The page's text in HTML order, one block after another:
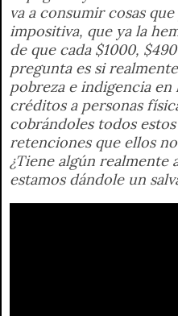
va a consumir cosas
impositiva, que ya la
de que cada $1000,
pregunta es si
pobreza e indigencia
créditos a personas
cobrándoles todos
retenciones que ellos
¿Tiene algún realmente
estamos dándole un